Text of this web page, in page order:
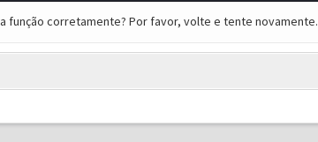
função corretamente? Por favor, volte e tente novamente.